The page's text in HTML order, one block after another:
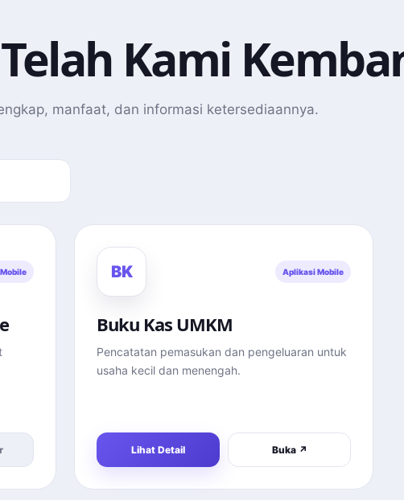
Kami
manfaat, dan informasi ketersediaannya.
BK Aplikasi Mobile
Buku Kas UMKM
Pencatatan pemasukan dan pengeluaran untuk
usaha kecil dan menengah.
Lihat Detail Buka ↗